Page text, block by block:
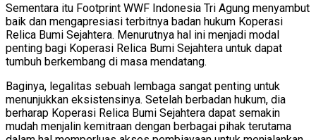
Sementara itu Footprint WWF Indonesia Tri Agung menyambut
baik dan mengapresiasi terbitnya badan hukum Koperasi
Relica Bumi Sejahtera. Menurutnya hal ini menjadi modal
penting bagi Koperasi Relica Bumi Sejahtera untuk dapat
tumbuh berkembang di masa mendatang.
Baginya, legalitas sebuah lembaga sangat penting untuk
menunjukkan eksistensinya. Setelah berbadan hukum, dia
berharap Koperasi Relica Bumi Sejahtera dapat semakin
mudah menjalin kemitraan dengan berbagai pihak terutama